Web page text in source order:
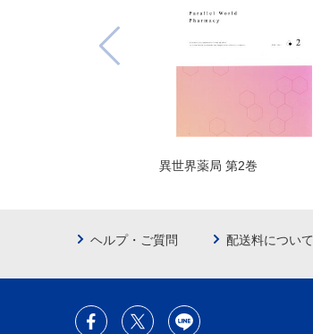
異世界薬局 第2巻
ヘルプ・ご質問 配送料について